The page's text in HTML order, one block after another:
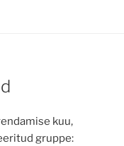
kuu,
gruppe: